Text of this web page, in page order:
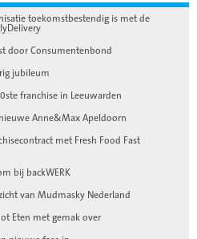
toekomstbestendig is met de
door Consumentenbond
jubileum
franchise in Leeuwarden
Anne&Max Apeldoorn
met Fresh Food Fast
bij backWERK
van Mudmasky Nederland
Eten met gemak over